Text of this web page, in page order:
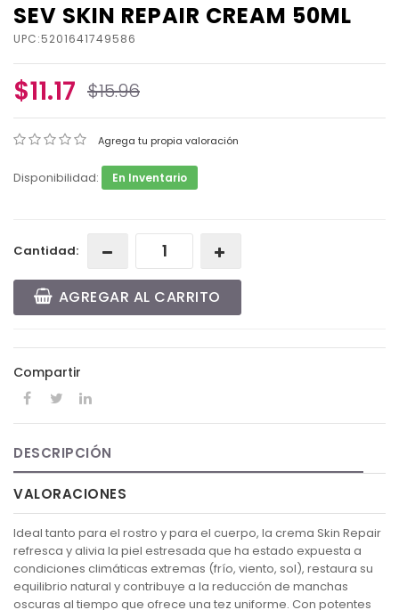
SEV SKIN REPAIR CREAM 50ML
UPC:5201641749586
$11.17 $15.96
Agrega tu propia valoración
Disponibilidad: En Inventario
Cantidad:
AGREGAR AL CARRITO
Compartir
DESCRIPCIÓN
VALORACIONES
Ideal tanto para el rostro y para el cuerpo, la crema Skin Repair
refresca y alivia la piel estresada que ha estado expuesta a
condiciones climáticas extremas (frío, viento, sol), restaura su
equilibrio natural y contribuye a la reducción de manchas
oscuras al tiempo que ofrece una tez uniforme. Con potentes